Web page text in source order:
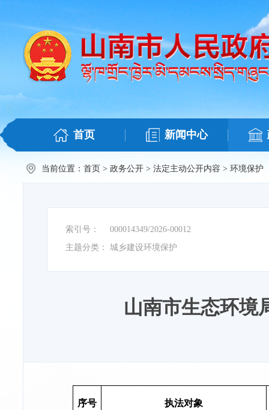
首页 新闻中心
当前位置： 首页 > 政务公开 > 法定主动公开内容 > 环境保护
索引号：
000014349/2026-00012
主题分类：
城乡建设环境保护
山南市生态环境
序号 执法对象